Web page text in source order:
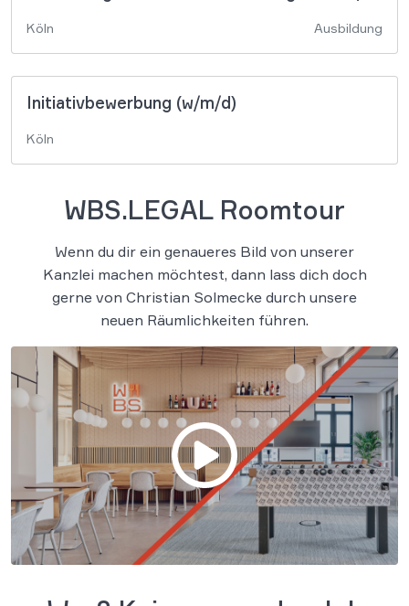
Köln Ausbildung
Initiativbewerbung (w/m/d)
Köln
WBS.LEGAL Roomtour
Wenn du dir ein genaueres Bild von unserer
Kanzlei machen möchtest, dann lass dich doch
gerne von Christian Solmecke durch unsere
neuen Räumlichkeiten führen.